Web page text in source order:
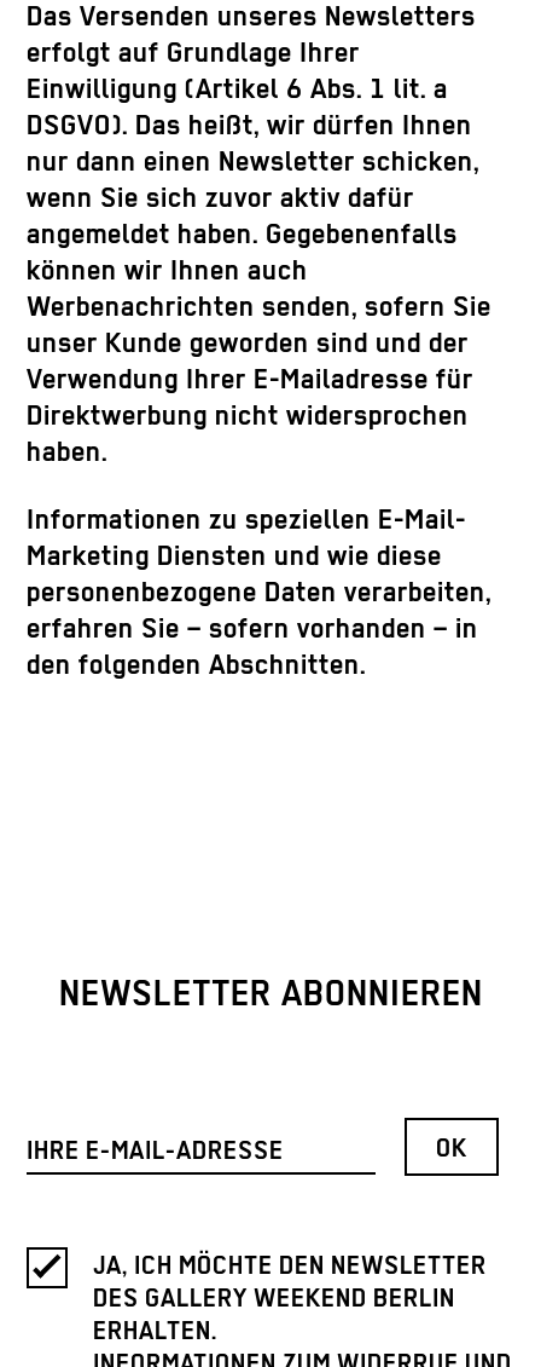
Das Versenden unseres Newsletters
erfolgt auf Grundlage Ihrer
Einwilligung (Artikel 6 Abs. 1 lit. a
DSGVO). Das heißt, wir dürfen Ihnen
nur dann einen Newsletter schicken,
wenn Sie sich zuvor aktiv dafür
angemeldet haben. Gegebenenfalls
können wir Ihnen auch
Werbenachrichten senden, sofern Sie
unser Kunde geworden sind und der
Verwendung Ihrer E-Mailadresse für
Direktwerbung nicht widersprochen
haben.
Informationen zu speziellen E-Mail-
Marketing Diensten und wie diese
personenbezogene Daten verarbeiten,
erfahren Sie – sofern vorhanden – in
den folgenden Abschnitten.
NEWSLETTER ABONNIEREN
JA, ICH MÖCHTE DEN NEWSLETTER
DES GALLERY WEEKEND BERLIN
ERHALTEN.